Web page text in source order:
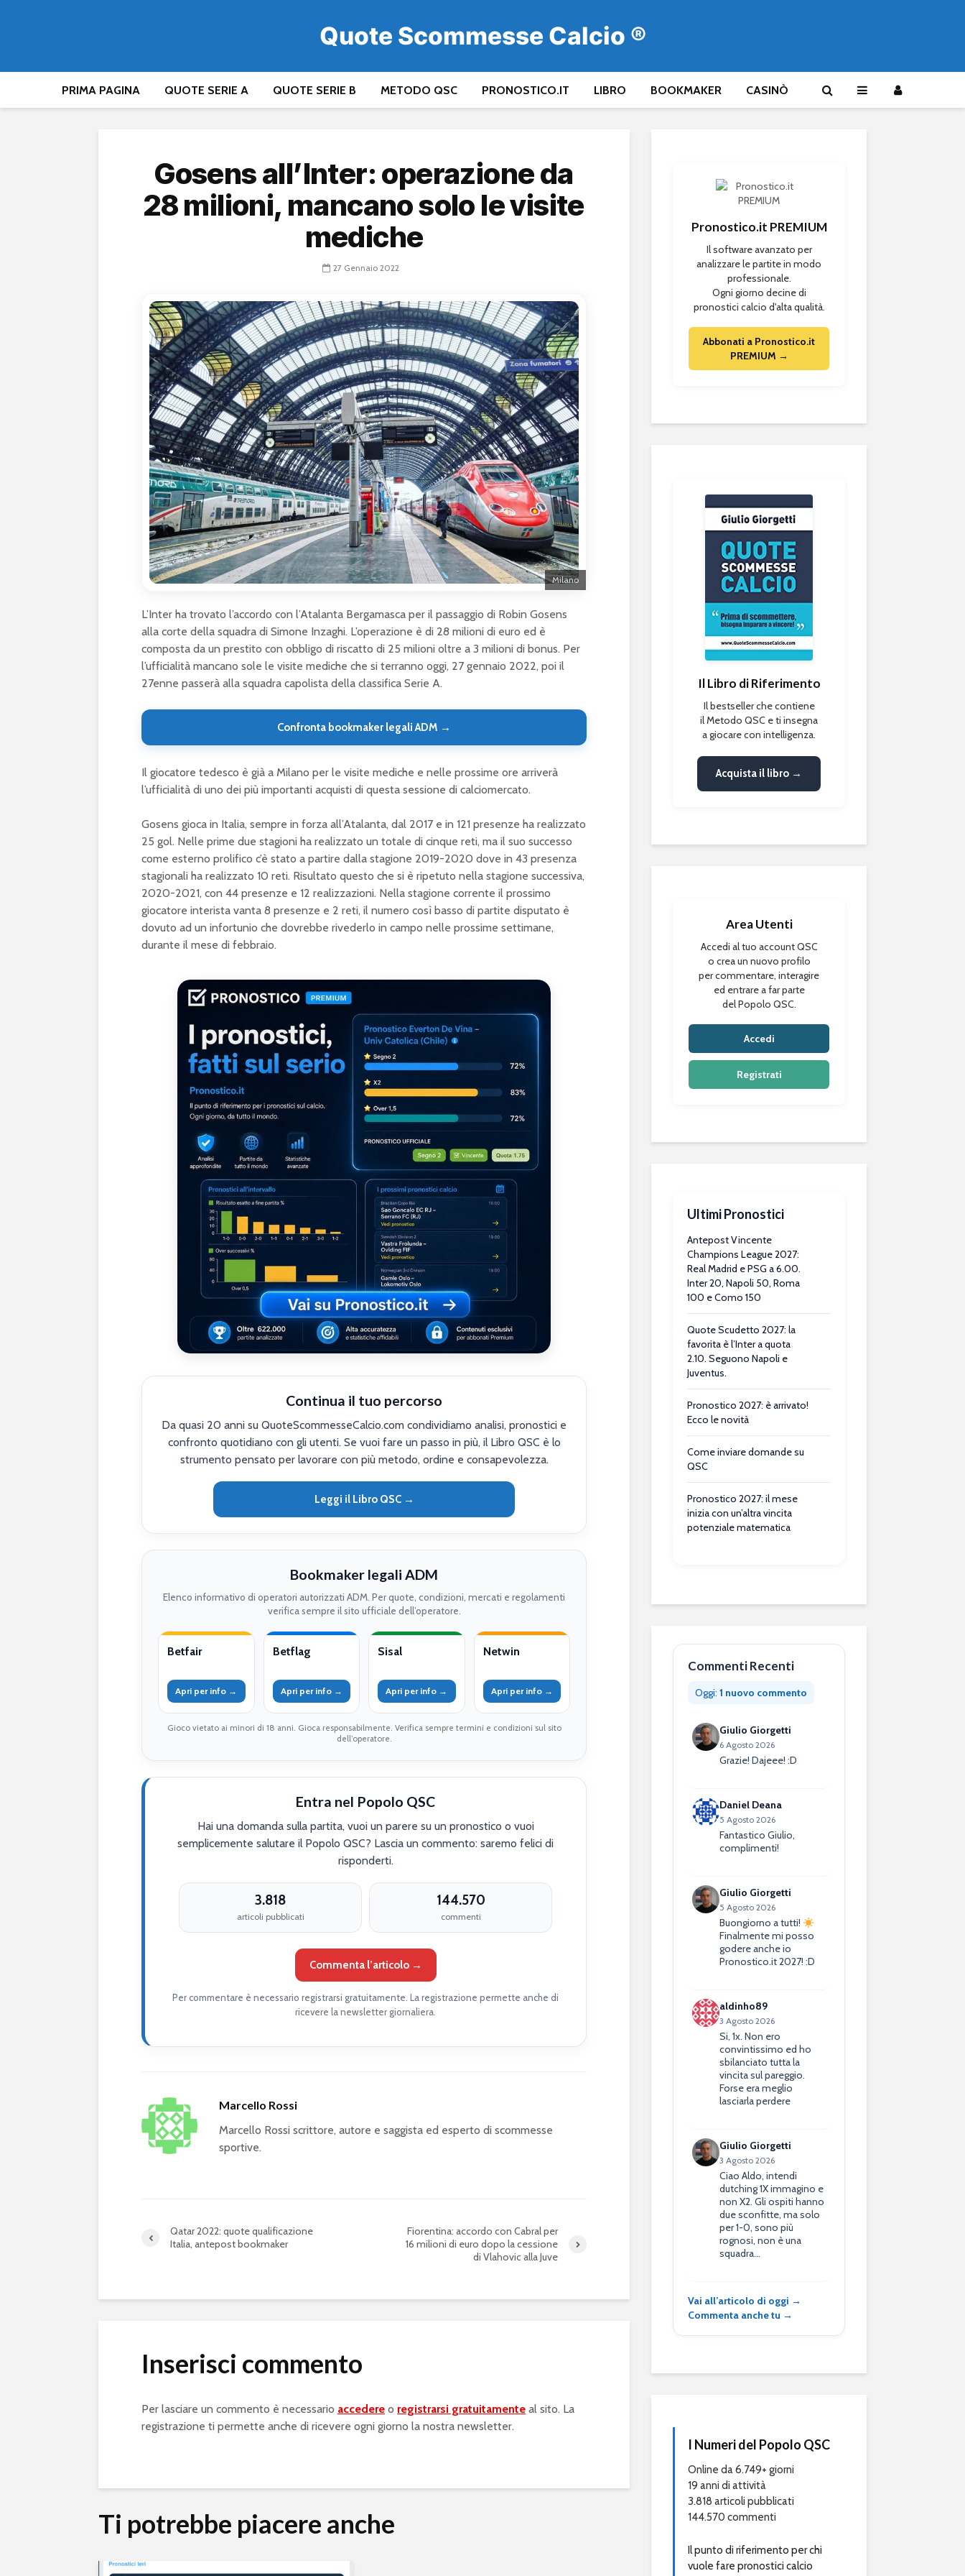
Quote Scommesse Calcio ®
PRIMA PAGINA QUOTE SERIE A QUOTE SERIE B METODO QSC PRONOSTICO.IT LIBRO BOOKMAKER CASINÒ
Gosens all’Inter: operazione da
28 milioni, mancano solo le visite
mediche
27 Gennaio 2022
Milano
L’Inter ha trovato l’accordo con l’Atalanta Bergamasca per il passaggio di Robin Gosens
alla corte della squadra di Simone Inzaghi. L’operazione è di 28 milioni di euro ed è
composta da un prestito con obbligo di riscatto di 25 milioni oltre a 3 milioni di bonus. Per
l’ufficialità mancano sole le visite mediche che si terranno oggi, 27 gennaio 2022, poi il
27enne passerà alla squadra capolista della classifica Serie A.
Confronta bookmaker legali ADM →
Il giocatore tedesco è già a Milano per le visite mediche e nelle prossime ore arriverà
l’ufficialità di uno dei più importanti acquisti di questa sessione di calciomercato.
Gosens gioca in Italia, sempre in forza all’Atalanta, dal 2017 e in 121 presenze ha realizzato
25 gol. Nelle prime due stagioni ha realizzato un totale di cinque reti, ma il suo successo
come esterno prolifico c’è stato a partire dalla stagione 2019-2020 dove in 43 presenza
stagionali ha realizzato 10 reti. Risultato questo che si è ripetuto nella stagione successiva,
2020-2021, con 44 presenze e 12 realizzazioni. Nella stagione corrente il prossimo
giocatore interista vanta 8 presenze e 2 reti, il numero così basso di partite disputato è
dovuto ad un infortunio che dovrebbe rivederlo in campo nelle prossime settimane,
durante il mese di febbraio.
Continua il tuo percorso
Da quasi 20 anni su QuoteScommesseCalcio.com condividiamo analisi, pronostici e
confronto quotidiano con gli utenti. Se vuoi fare un passo in più, il Libro QSC è lo
strumento pensato per lavorare con più metodo, ordine e consapevolezza.
Leggi il Libro QSC →
Bookmaker legali ADM
Elenco informativo di operatori autorizzati ADM. Per quote, condizioni, mercati e regolamenti
verifica sempre il sito ufficiale dell’operatore.
Betfair
Apri per info →
Betflag
Apri per info →
Sisal
Apri per info →
Netwin
Apri per info →
Gioco vietato ai minori di 18 anni. Gioca responsabilmente. Verifica sempre termini e condizioni sul sito
dell’operatore.
Entra nel Popolo QSC
Hai una domanda sulla partita, vuoi un parere su un pronostico o vuoi
semplicemente salutare il Popolo QSC? Lascia un commento: saremo felici di
risponderti.
3.818
articoli pubblicati
144.570
commenti
Commenta l’articolo →
Per commentare è necessario registrarsi gratuitamente. La registrazione permette anche di
ricevere la newsletter giornaliera.
Marcello Rossi
Marcello Rossi scrittore, autore e saggista ed esperto di scommesse
sportive.
Qatar 2022: quote qualificazione
Italia, antepost bookmaker
Fiorentina: accordo con Cabral per
16 milioni di euro dopo la cessione
di Vlahovic alla Juve
Inserisci commento
Per lasciare un commento è necessario accedere o registrarsi gratuitamente al sito. La
registrazione ti permette anche di ricevere ogni giorno la nostra newsletter.
Ti potrebbe piacere anche
Pronostico.it PREMIUM
Il software avanzato per
analizzare le partite in modo
professionale.
Ogni giorno decine di
pronostici calcio d'alta qualità.
Abbonati a Pronostico.it
PREMIUM →
Il Libro di Riferimento
Il bestseller che contiene
il Metodo QSC e ti insegna
a giocare con intelligenza.
Acquista il libro →
Area Utenti
Accedi al tuo account QSC
o crea un nuovo profilo
per commentare, interagire
ed entrare a far parte
del Popolo QSC.
Accedi
Registrati
Ultimi Pronostici
Antepost Vincente
Champions League 2027:
Real Madrid e PSG a 6.00.
Inter 20, Napoli 50, Roma
100 e Como 150
Quote Scudetto 2027: la
favorita è l’Inter a quota
2.10. Seguono Napoli e
Juventus.
Pronostico 2027: è arrivato!
Ecco le novità
Come inviare domande su
QSC
Pronostico 2027: il mese
inizia con un’altra vincita
potenziale matematica
Commenti Recenti
Oggi: 1 nuovo commento
Giulio Giorgetti
6 Agosto 2026
Grazie! Dajeee! :D
Daniel Deana
5 Agosto 2026
Fantastico Giulio,
complimenti!
Giulio Giorgetti
5 Agosto 2026
Buongiorno a tutti!
Finalmente mi posso
godere anche io
Pronostico.it 2027! :D
aldinho89
3 Agosto 2026
Si, 1x. Non ero
convintissimo ed ho
sbilanciato tutta la
vincita sul pareggio.
Forse era meglio
lasciarla perdere
Giulio Giorgetti
3 Agosto 2026
Ciao Aldo, intendi
dutching 1X immagino e
non X2. Gli ospiti hanno
due sconfitte, ma solo
per 1-0, sono più
rognosi, non è una
squadra…
Vai all’articolo di oggi →
Commenta anche tu →
I Numeri del Popolo QSC
Online da 6.749+ giorni
19 anni di attività
3.818 articoli pubblicati
144.570 commenti
Il punto di riferimento per chi
vuole fare pronostici calcio